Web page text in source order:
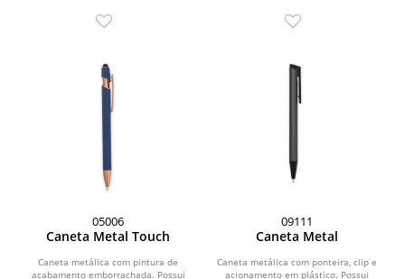
05006
Caneta Metal Touch
Caneta metálica com pintura de
acabamento emborrachada. Possui
09111
Caneta Metal
Caneta metálica com ponteira, clip e
acionamento em plástico. Possui